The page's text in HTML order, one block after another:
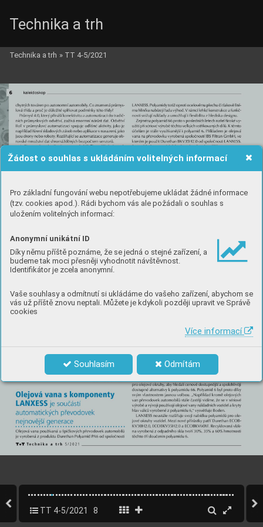
Žádost o souhlas s ukládáním volitelných informací
Pro základní fungování webu nepotřebujeme ukládat žádné informace
(tzv. cookies apod.). Rádi bychom vás ale požádali o souhlas s
uložením volitelných informací:
Anonymní unikátní ID
Díky němu příště poznáme, že se jedná o stejné zařízení, a
budeme tak moci přesněji vyhodnotit návštěvnost.
Identifikátor je zcela anonymní.
Vaše souhlasy a odmítnutí si ukládáme do vašeho zařízení, abychom se
vás už příště znovu neptali. Můžete je kdykoli později upravit ve Správě
cookies
Více informací
Souhlasím Odmítám
Technika a trh
Technika a trh » TT 4-5/2021
TT 4-5/2021 8